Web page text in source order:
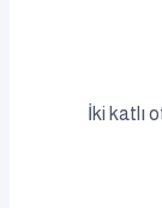
İki katlı